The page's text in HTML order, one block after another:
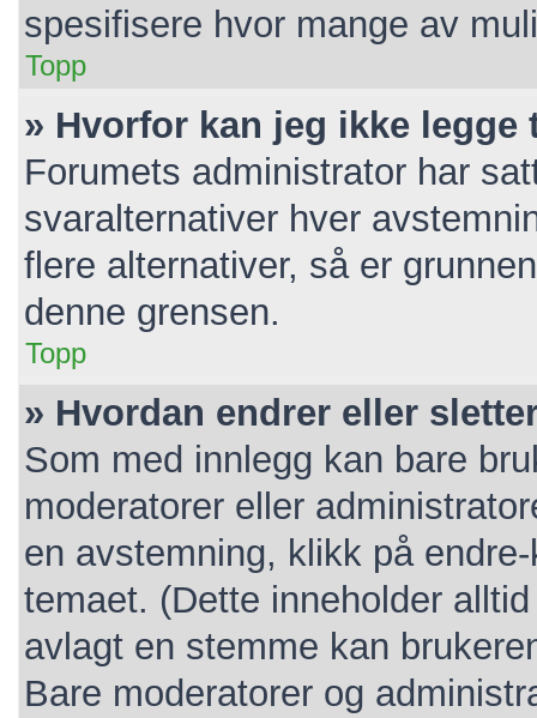
spesifisere hvor mange av
Topp
» Hvorfor kan jeg ikke
Forumets administrator har
svaralternativer hver
flere alternativer, så er
denne grensen.
Topp
» Hvordan endrer eller
Som med innlegg kan bare
moderatorer eller
en avstemning, klikk på
temaet. (Dette inneholder
avlagt en stemme kan
Bare moderatorer og